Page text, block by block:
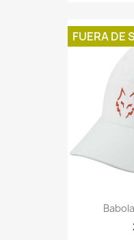
FUERA DE